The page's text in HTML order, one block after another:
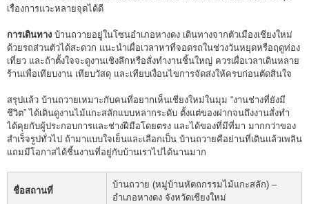
เรื่องการแวะหลายจุดได้ดี
การเดินทาง บ้านถวายอยู่ในโซนอำเภอหางดง เดินทางจากตัวเมืองเชียงใหม่
ด้วยรถส่วนตัวได้สะดวก แนะนำเผื่อเวลาหาที่จอดรถในช่วงวันหยุดหรือฤดูท่อง
เที่ยว และถ้าตั้งใจจะดูงานเชิงลึกหรือสั่งทำงานชิ้นใหญ่ ควรเผื่อเวลาเดินหลาย
ร้านเพื่อเทียบงาน เทียบวัสดุ และเทียบเงื่อนไขการจัดส่งให้ครบก่อนตัดสินใจ
สรุปแล้ว บ้านถวายเหมาะกับคนที่อยากเห็นเชียงใหม่ในมุม “งานช่างที่ยังมี
ชีวิต” ได้เดินดูงานไม้แกะสลักแบบหลากระดับ ตั้งแต่ของฝากจนถึงงานสั่งทำ
ได้คุยกับผู้ประกอบการและช่างฝีมือโดยตรง และได้ของที่มีที่มา มากกว่าของ
สำเร็จรูปทั่วไป ถ้ามาแบบใจเย็นและเลือกเป็น บ้านถวายคือย่านที่เดินแล้วเพลิน
แถมมีโอกาสได้ชิ้นงานที่อยู่กับบ้านเราไปได้นานมาก
ชื่อสถานที่
บ้านถวาย (หมู่บ้านหัตถกรรมไม้แกะสลัก) –
อำเภอหางดง จังหวัดเชียงใหม่